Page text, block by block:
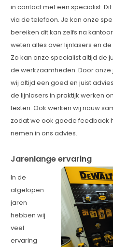
in contact met een specialist.
via de telefoon. Je kan onze
bereiken dit kan zelfs na
weten alles over lijnlasers en
Zo kan onze specialist altijd de
de werkzaamheden. Door
wij altijd een goed en juist
de lijnlasers in praktijk werken
testen. Ook werken wij nauw
zodat we ook goede feedback
nemen in ons advies.
Jarenlange ervaring
In de
afgelopen
jaren
hebben wij
veel
ervaring